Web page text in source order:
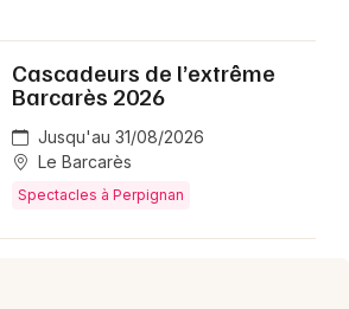
les Pyrénées-Orientales
Cascadeurs de l’extrême
Barcarès 2026
Jusqu'au 31/08/2026
Le Barcarès
Spectacles à Perpignan